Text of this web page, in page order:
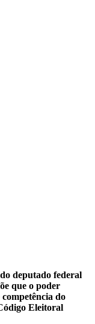
deputado federal
que o poder
do
Eleitoral